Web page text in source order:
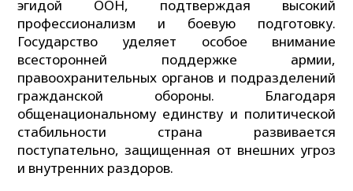
эгидой ООН, подтверждая высокий
профессионализм и боевую подготовку.
Государство уделяет особое внимание
всесторонней поддержке армии,
правоохранительных органов и подразделений
гражданской обороны. Благодаря
общенациональному единству и политической
стабильности страна развивается
поступательно, защищенная от внешних угроз
и внутренних раздоров.